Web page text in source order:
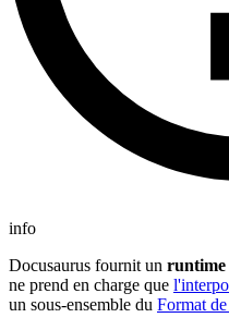
info
Docusaurus fournit un runtime
ne prend en charge que
un sous-ensemble du Format